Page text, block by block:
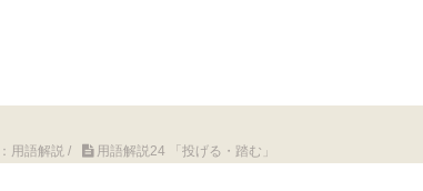
用語解説/ 用語解説24 「投げる・踏む」